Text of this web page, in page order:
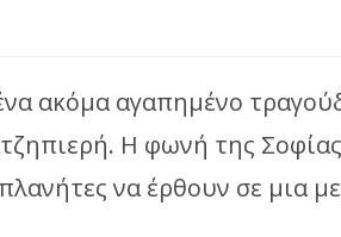
ακόμα αγαπημένο
Η φωνή της
να έρθουν σε μια